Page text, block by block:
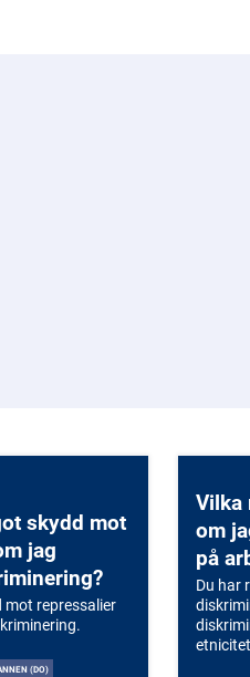
skydd mot
jag
repressalier
(DO)
Vilka
om
på
Du har